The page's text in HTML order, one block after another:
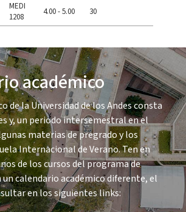
MEDI
1208
4.00 - 5.00 30
académico
de la Universidad de los Andes consta
y, un periodo intersemestral en el
materias de pregrado y los
Internacional de Verano. Ten en
de los cursos del programa de
calendario académico diferente, el
en los siguientes links: